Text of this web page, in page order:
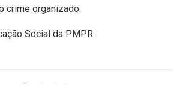
crime organizado.
Social da PMPR